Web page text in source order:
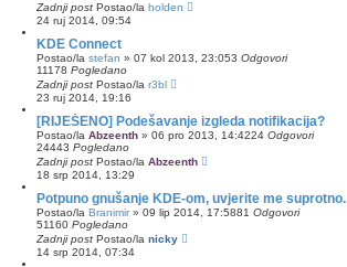
Zadnji post Postao/la holden
24 ruj 2014, 09:54
KDE Connect
Postao/la stefan » 07 kol 2013, 23:053 Odgovori
11178 Pogledano
Zadnji post Postao/la r3bl
23 ruj 2014, 19:16
[RIJEŠENO] Podešavanje izgleda notifikacija?
Postao/la Abzeenth » 06 pro 2013, 14:4224 Odgovori
24443 Pogledano
Zadnji post Postao/la Abzeenth
18 srp 2014, 13:29
Potpuno gnušanje KDE-om, uvjerite me suprotno.
Postao/la Branimir» 09 lip 2014, 17:5881 Odgovori
51160 Pogledano
Zadnji post Postao/la nicky
14 srp 2014, 07:34